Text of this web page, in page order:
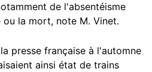
de l'absentéisme
la mort, note M. Vinet.
presse française à l'automne
ainsi état de trains